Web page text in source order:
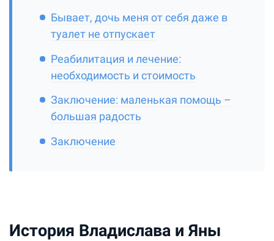
Бывает, дочь меня от себя даже в
туалет не отпускает
Реабилитация и лечение:
необходимость и стоимость
Заключение: маленькая помощь –
большая радость
Заключение
История Владислава и Яны